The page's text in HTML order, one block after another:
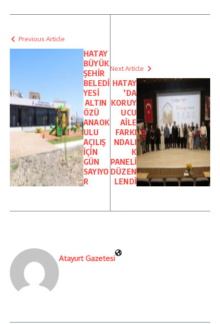
Previous Article
HATAY
BÜYÜK
ŞEHİR
BELEDİ
YESİ
ALTIN
ÖZÜ
ANAOK
ULU
AÇILIŞ
İÇİN
GÜN
SAYIYO
R
Next Article
HATAY
’DA
KORUY
UCU
AİLE
FARKI
NDALI
K
PANELİ
DÜZEN
LENDİ
Atayurt Gazetesi